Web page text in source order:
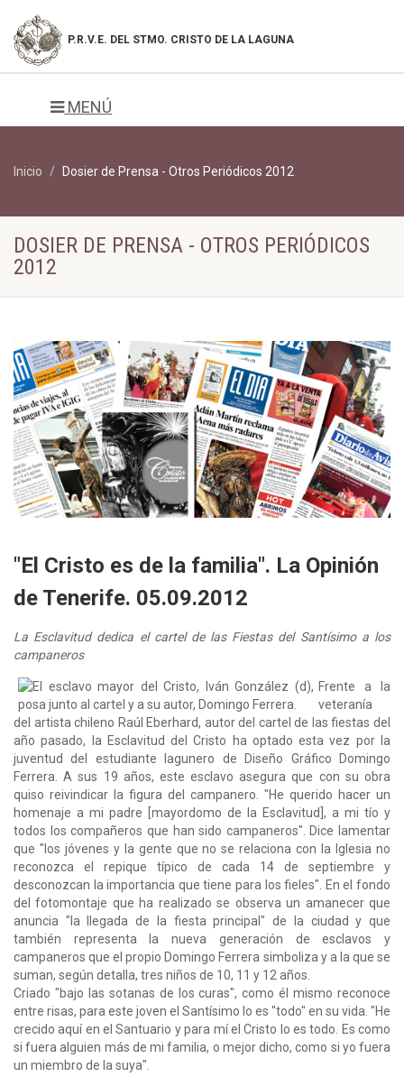
P.R.V.E. DEL STMO. CRISTO DE LA LAGUNA
MENÚ
Inicio Dosier de Prensa - Otros Periódicos 2012
DOSIER DE PRENSA - OTROS PERIÓDICOS
2012
"El Cristo es de la familia". La Opinión
de Tenerife. 05.09.2012
La Esclavitud dedica el cartel de las Fiestas del Santísimo a los
campaneros
Frente a la
veteranía
del artista chileno Raúl Eberhard, autor del cartel de las fiestas del
año pasado, la Esclavitud del Cristo ha optado esta vez por la
juventud del estudiante lagunero de Diseño Gráfico Domingo
Ferrera. A sus 19 años, este esclavo asegura que con su obra
quiso reivindicar la figura del campanero. "He querido hacer un
homenaje a mi padre [mayordomo de la Esclavitud], a mi tío y
todos los compañeros que han sido campaneros". Dice lamentar
que "los jóvenes y la gente que no se relaciona con la Iglesia no
reconozca el repique típico de cada 14 de septiembre y
desconozcan la importancia que tiene para los fieles". En el fondo
del fotomontaje que ha realizado se observa un amanecer que
anuncia "la llegada de la fiesta principal" de la ciudad y que
también representa la nueva generación de esclavos y
campaneros que el propio Domingo Ferrera simboliza y a la que se
suman, según detalla, tres niños de 10, 11 y 12 años.
Criado "bajo las sotanas de los curas", como él mismo reconoce
entre risas, para este joven el Santísimo lo es "todo" en su vida. "He
crecido aquí en el Santuario y para mí el Cristo lo es todo. Es como
si fuera alguien más de mi familia, o mejor dicho, como si yo fuera
un miembro de la suya".